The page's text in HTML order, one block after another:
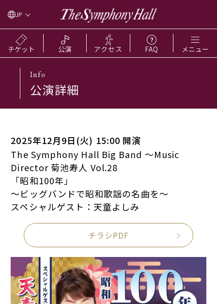
JP
チケット 公演 アクセス FAQ メニュー
Info
公演詳細
2025年12月9日(火) 15:00 開演
The Symphony Hall Big Band ～Music
Director 菊池寿人 Vol.28
「昭和100年」
～ビッグバンドで昭和歌謡の名曲を～
スペシャルゲスト：天童よしみ
チラシPDF